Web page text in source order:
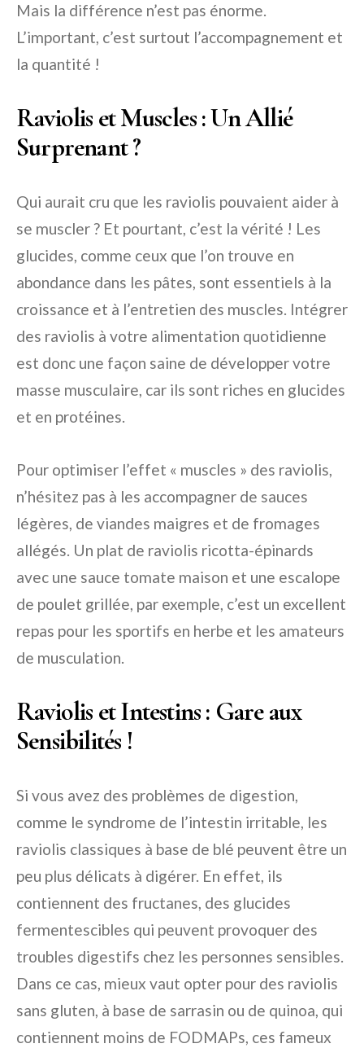
Mais la différence n’est pas énorme.
L’important, c’est surtout l’accompagnement et
la quantité !
Raviolis et Muscles : Un Allié
Surprenant ?
Qui aurait cru que les raviolis pouvaient aider à
se muscler ? Et pourtant, c’est la vérité ! Les
glucides, comme ceux que l’on trouve en
abondance dans les pâtes, sont essentiels à la
croissance et à l’entretien des muscles. Intégrer
des raviolis à votre alimentation quotidienne
est donc une façon saine de développer votre
masse musculaire, car ils sont riches en glucides
et en protéines.
Pour optimiser l’effet « muscles » des raviolis,
n’hésitez pas à les accompagner de sauces
légères, de viandes maigres et de fromages
allégés. Un plat de raviolis ricotta-épinards
avec une sauce tomate maison et une escalope
de poulet grillée, par exemple, c’est un excellent
repas pour les sportifs en herbe et les amateurs
de musculation.
Raviolis et Intestins : Gare aux
Sensibilités !
Si vous avez des problèmes de digestion,
comme le syndrome de l’intestin irritable, les
raviolis classiques à base de blé peuvent être un
peu plus délicats à digérer. En effet, ils
contiennent des fructanes, des glucides
fermentescibles qui peuvent provoquer des
troubles digestifs chez les personnes sensibles.
Dans ce cas, mieux vaut opter pour des raviolis
sans gluten, à base de sarrasin ou de quinoa, qui
contiennent moins de FODMAPs, ces fameux